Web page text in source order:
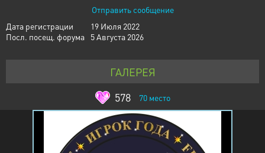
Отправить сообщение
Дата регистрации
19 Июля 2022
Посл. посещ. форума
5 Августа 2026
ГАЛЕРЕЯ
578
70место